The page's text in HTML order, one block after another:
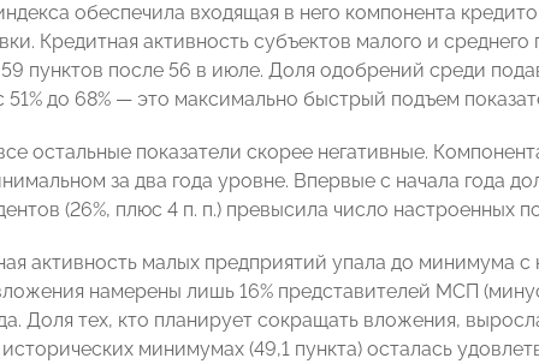
обеспечила входящая в него компонента
Кредитная активность субъектов малого и
пунктов после 56 в июле. Доля одобрений среди
51% до 68% — это максимально быстрый подъем
остальные показатели скорее негативные.
за два года уровне. Впервые с начала года
(26%, плюс 4 п. п.) превысила число настроенных
активность малых предприятий упала до минимума с
намерены лишь 16% представителей МСП
Доля тех, кто планирует сокращать вложения,
минимумах (49,1 пункта) осталась